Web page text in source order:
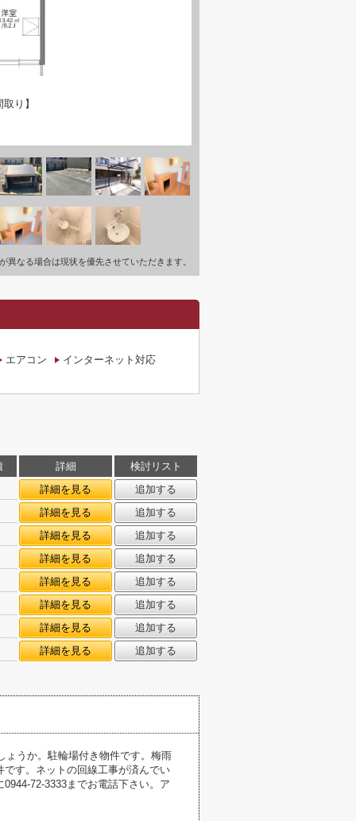
り】
なる場合は現状を優先させていただきます。
エアコン インターネット対応
詳細
検討リスト
詳細を見る
追加する
詳細を見る
追加する
詳細を見る
追加する
詳細を見る
追加する
詳細を見る
追加する
詳細を見る
追加する
詳細を見る
追加する
詳細を見る
追加する
ょうか。駐輪場付き物件です。梅雨
す。ネットの回線工事が済んでい
72-3333までお電話下さい。ア